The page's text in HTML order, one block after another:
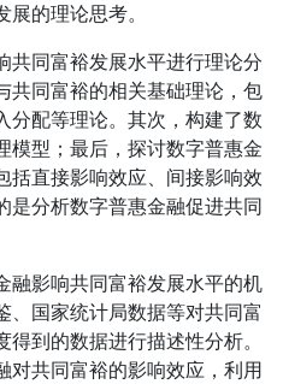
的理论思考。
共同富裕发展水平进行理论分
共同富裕的相关基础理论，包
分配等理论。其次，构建了数
模型；最后，探讨数字普惠金
括直接影响效应、间接影响效
是分析数字普惠金融促进共同
融影响共同富裕发展水平的机
、国家统计局数据等对共同富
到的数据进行描述性分析。
对共同富裕的影响效应，利用